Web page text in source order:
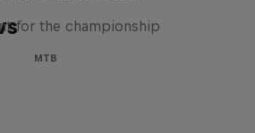
for the championship
MTB